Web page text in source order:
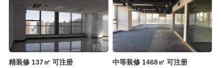
精装修 137㎡ 可注册
中等装修 1468㎡ 可注册